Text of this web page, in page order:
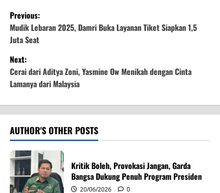
P
o
s
t
n
a
v
i
g
Previous:
Mudik Lebaran 2025, Damri Buka Layanan Tiket Siapkan 1,5
Juta Seat
Next:
Cerai dari Aditya Zoni, Yasmine Ow Menikah dengan Cinta
Lamanya dari Malaysia
AUTHOR'S OTHER POSTS
Kritik Boleh, Provokasi Jangan, Garda
Bangsa Dukung Penuh Program Presiden
20/06/2026 0